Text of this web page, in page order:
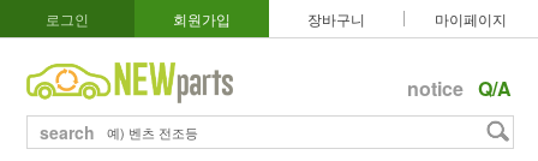
로그인 회원가입 장바구니 마이페이지
notice Q/A
search